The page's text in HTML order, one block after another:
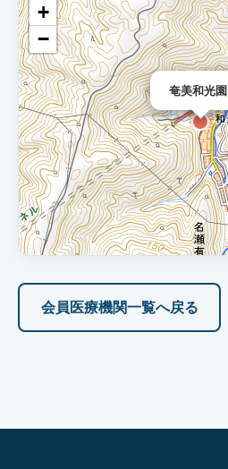
奄美和光園
+
−
会員医療機関一覧へ戻る